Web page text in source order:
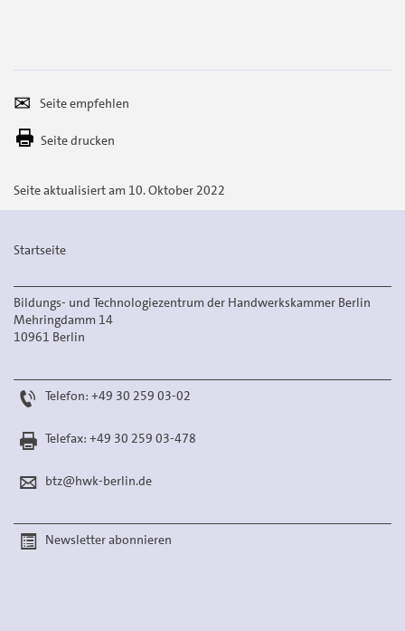
empfehlen
Per
E-
versenden
Seite drucken
Seite aktualisiert am 10. Oktober 2022
Startseite
Bildungs- und Technologiezentrum der Handwerkskammer Berlin
Mehringdamm 14
10961 Berlin
Telefon: +49 30 259 03-02
Telefax: +49 30 259 03-478
btz@hwk-berlin.de
Newsletter abonnieren